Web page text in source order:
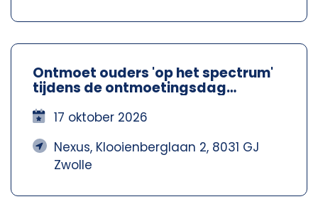
Ontmoet ouders 'op het spectrum'
tijdens de ontmoetingsdag
17 oktober 2026
Nexus, Klooienberglaan 2, 8031 GJ
Zwolle